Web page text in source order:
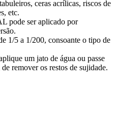
ceras acrílicas, riscos de
etc.
pode ser aplicado por
1/5 a 1/200, consoante o tipo de
um jato de água ou passe
remover os restos de sujidade.